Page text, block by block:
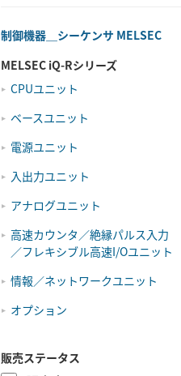
制御機器＿シーケンサ MELSEC
MELSEC iQ-Rシリーズ
CPUユニット
ベースユニット
電源ユニット
入出力ユニット
アナログユニット
高速カウンタ／絶縁パルス入力
／フレキシブル高速I/Oユニット
情報／ネットワークユニット
オプション
販売ステータス